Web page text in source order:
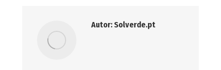
Autor:Solverde.pt